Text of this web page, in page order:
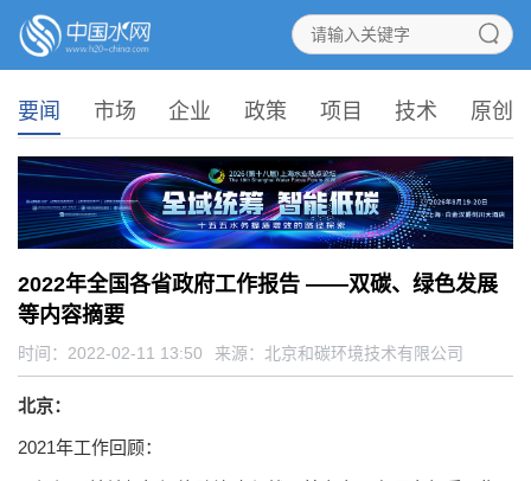
要闻 市场 企业 政策 项目 技术 原创
2022年全国各省政府工作报告 ——双碳、绿色发展
等内容摘要
时间：2022-02-11 13:50 来源： 北京和碳环境技术有限公司
北京：
2021年工作回顾：